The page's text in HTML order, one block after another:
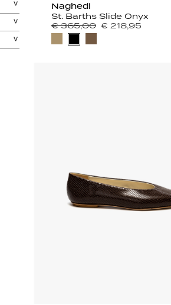
Naghedi
St. Barths Slide Onyx
€ 365,00 € 218,95